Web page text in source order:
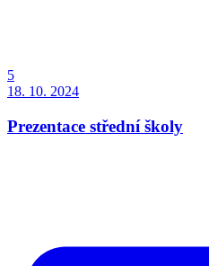
5
18. 10. 2024
Prezentace střední školy